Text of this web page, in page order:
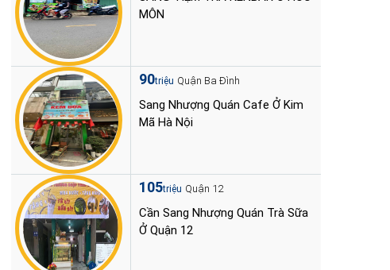
MÔN
90triệu Quận Ba Đình
Sang Nhượng Quán Cafe Ở Kim
Mã Hà Nội
105triệu Quận 12
Cần Sang Nhượng Quán Trà Sữa
Ở Quận 12